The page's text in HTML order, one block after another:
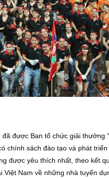
được Ban tổ chức giải thưởng
chính sách đào tạo và phát
được yêu thích nhất, theo kết
Nam về những nhà tuyển